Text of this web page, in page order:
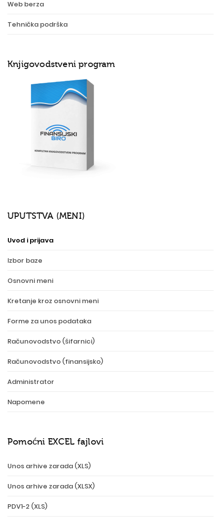
Web berza
Tehnička podrška
Knjigovodstveni program
UPUTSTVA (MENI)
Uvod i prijava
Izbor baze
Osnovni meni
Kretanje kroz osnovni meni
Forme za unos podataka
Računovodstvo (šifarnici)
Računovodstvo (finansijsko)
Administrator
Napomene
Pomoćni EXCEL fajlovi
Unos arhive zarada (XLS)
Unos arhive zarada (XLSX)
PDV1-2 (XLS)